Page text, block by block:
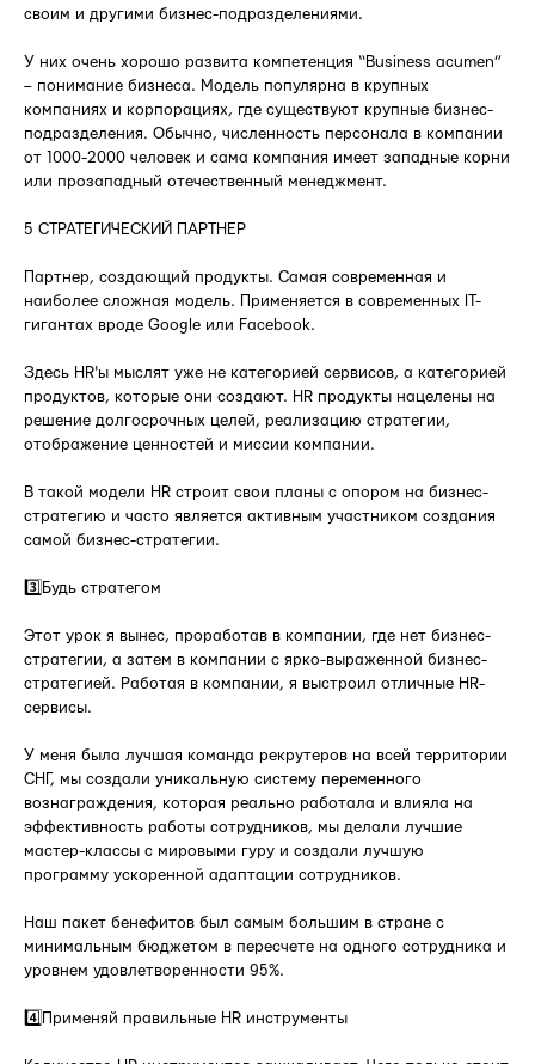
своим и другими бизнес-подразделениями.
У них очень хорошо развита компетенция “Business acumen”
– понимание бизнеса. Модель популярна в крупных
компаниях и корпорациях, где существуют крупные бизнес-
подразделения. Обычно, численность персонала в компании
от 1000-2000 человек и сама компания имеет западные корни
или прозападный отечественный менеджмент.
5 СТРАТЕГИЧЕСКИЙ ПАРТНЕР
Партнер, создающий продукты. Самая современная и
наиболее сложная модель. Применяется в современных IT-
гигантах вроде Google или Facebook.
Здесь HR'ы мыслят уже не категорией сервисов, а категорией
продуктов, которые они создают. HR продукты нацелены на
решение долгосрочных целей, реализацию стратегии,
отображение ценностей и миссии компании.
В такой модели HR строит свои планы с опором на бизнес-
стратегию и часто является активным участником создания
самой бизнес-стратегии.
3️⃣Будь стратегом
Этот урок я вынес, проработав в компании, где нет бизнес-
стратегии, а затем в компании с ярко-выраженной бизнес-
стратегией. Работая в компании, я выстроил отличные HR-
сервисы.
У меня была лучшая команда рекрутеров на всей территории
СНГ, мы создали уникальную систему переменного
вознаграждения, которая реально работала и влияла на
эффективность работы сотрудников, мы делали лучшие
мастер-классы с мировыми гуру и создали лучшую
программу ускоренной адаптации сотрудников.
Наш пакет бенефитов был самым большим в стране с
минимальным бюджетом в пересчете на одного сотрудника и
уровнем удовлетворенности 95%.
4️⃣Применяй правильные HR инструменты